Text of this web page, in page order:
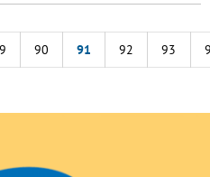
90 91 92 93